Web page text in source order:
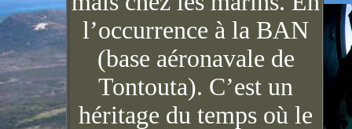
l’occurrence à la BAN
(base aéronavale de
Tontouta). C’est un
héritage du temps où le